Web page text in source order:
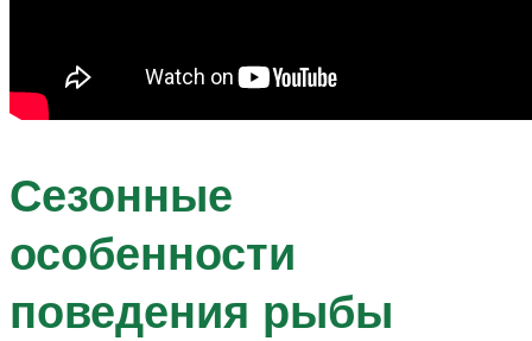
Сезонные
особенности
поведения рыбы